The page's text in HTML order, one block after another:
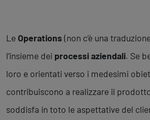
Le Operations(non c’è una
l’insieme dei processi aziendali. Se
loro e orientati verso i medesimi
contribuiscono a realizzare il
soddisfa in toto le aspettative del